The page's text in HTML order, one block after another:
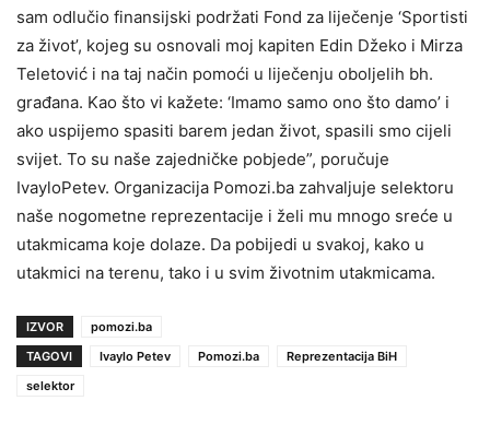
sam odlučio finansijski podržati Fond za liječenje ‘Sportisti
za život’, kojeg su osnovali moj kapiten Edin Džeko i Mirza
Teletović i na taj način pomoći u liječenju oboljelih bh.
građana. Kao što vi kažete: ‘Imamo samo ono što damo’ i
ako uspijemo spasiti barem jedan život, spasili smo cijeli
svijet. To su naše zajedničke pobjede”, poručuje
IvayloPetev. Organizacija Pomozi.ba zahvaljuje selektoru
naše nogometne reprezentacije i želi mu mnogo sreće u
utakmicama koje dolaze. Da pobijedi u svakoj, kako u
utakmici na terenu, tako i u svim životnim utakmicama.
IZVOR
pomozi.ba
TAGOVI
Ivaylo Petev Pomozi.ba
Reprezentacija BiH
selektor